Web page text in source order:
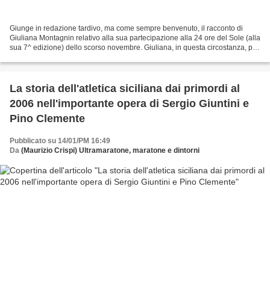
Giunge in redazione tardivo, ma come sempre benvenuto, il racconto di
Giuliana Montagnin relativo alla sua partecipazione alla 24 ore del Sole (alla
sua 7^ edizione) dello scorso novembre. Giuliana, in questa circostanza, per
La storia dell'atletica siciliana dai primordi al
2006 nell'importante opera di Sergio Giuntini e
Pino Clemente
Pubblicato su 14/01/PM 16:49
Da (Maurizio Crispi) Ultramaratone, maratone e dintorni